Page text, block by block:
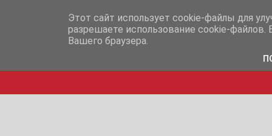
info@iq365.ru +7-
Этот сайт использует cookie-файлы для
разрешаете использование cookie-
Вашего браузера.